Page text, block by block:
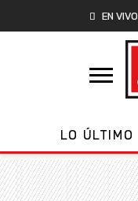
EN VIVO
LO ÚLTIMO